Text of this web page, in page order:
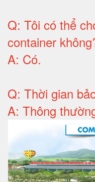
Q: Tôi có thể
container không
A: Có.
Q: Thời gian
A: Thông